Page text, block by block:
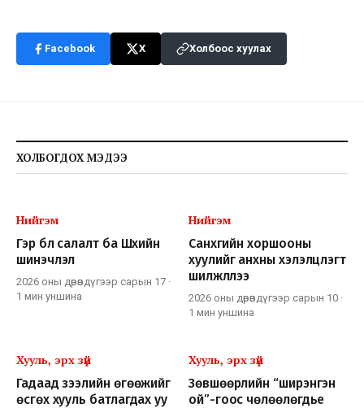
Facebook X Холбоос хуулах
ХОЛБОГДОХ МЭДЭЭ
Нийгэм
Гэр бүл салалт ба Шүүхийн
шинэчлэл
2026 оны дөрөвдүгээр сарын 17 ·
1 мин уншина
Нийгэм
Санхүүгийн хоршооны
хуулийг анхны хэлэлцүүлэгт
шилжүүллээ
2026 оны дөрөвдүгээр сарын 10 ·
1 мин уншина
Хууль, эрх зүй
Гадаад зээлийн өгөөжийг
өсгөх хууль батлагдах уу
Хууль, эрх зүй
Зөвшөөрлийн “ширэнгэн
ой”-гоос чөлөөлөгдье